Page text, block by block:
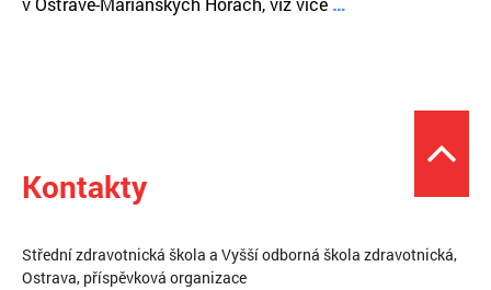
Kontakty
Střední zdravotnická škola a Vyšší odborná škola zdravotnická,
Ostrava, příspěvková organizace